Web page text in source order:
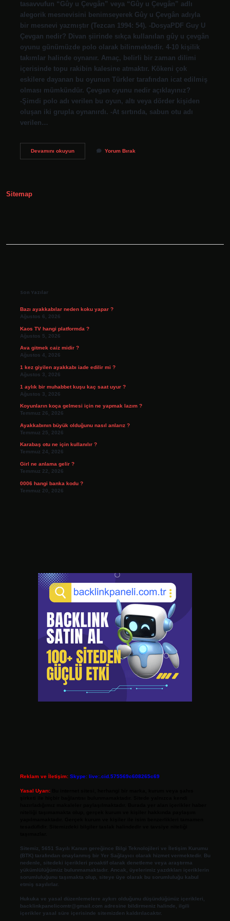
tasavvufun “Gûy u Çevgân” veya “Gûy u Çevgân” adlı
alegorik mesnevisini benimseyerek Gûy u Çevgân adıyla
bir mesnevi yazmıştır (Tezcan 1994: 54). -DosyaPDF Guy U
Çevgan nedir? Divan şiirinde sıkça kullanılan gûy u çevgân
oyunu günümüzde polo olarak bilinmektedir. 4-10 kişilik
takımlar halinde oynanır. Amaç, belirli bir zaman dilimi
içerisinde topu rakibin kalesine atmaktır. Kökeni çok
eskilere dayanan bu oyunun Türkler tarafından icat edilmiş
olması mümkündür. Çevgan oyunu nedir açıklayınız?
-Şimdi polo adı verilen bu oyun, altı veya dörder kişiden
oluşan iki grupla oynanırdı. -At sırtında, sabun otu adı
verilen…
Devamını okuyunGuyu
Yorum Bırak
Sitemap
Son Yazılar
Bazı ayakkabılar neden koku yapar ?
Ağustos 6, 2026
Kaos TV hangi platformda ?
Ağustos 5, 2026
Ava gitmek caiz midir ?
Ağustos 4, 2026
1 kez giyilen ayakkabı iade edilir mi ?
Ağustos 3, 2026
1 aylık bir muhabbet kuşu kaç saat uyur ?
Ağustos 3, 2026
Koyunların koça gelmesi için ne yapmak lazım ?
Temmuz 26, 2026
Ayakkabının büyük olduğunu nasıl anlarız ?
Temmuz 25, 2026
Karabaş otu ne için kullanılır ?
Temmuz 24, 2026
Girl ne anlama gelir ?
Temmuz 22, 2026
0006 hangi banka kodu ?
Temmuz 20, 2026
Reklam ve İletişim: Skype: live:.cid.575569c608265c69
Yasal Uyarı:
Sitemiz, 5651 Sayılı Kanun gereğince Bilgi Teknolojileri ve İletişim Kurumu
(BTK) tarafından onaylanmış bir Yer Sağlayıcı olarak hizmet vermektedir. Bu
nedenle, sitedeki içerikleri proaktif olarak denetleme veya araştırma
yükümlülüğümüz bulunmamaktadır. Ancak, üyelerimiz yazdıkları içeriklerin
sorumluluğunu taşımakta olup, siteye üye olarak bu sorumluluğu kabul
etmiş sayılırlar.
Hukuka ve yasal düzenlemelere aykırı olduğunu düşündüğünüz içerikleri,
backlinkpanelicomtr@gmail.com adresine bildirmeniz halinde, ilgili
içerikler yasal süre içerisinde sitemizden kaldırılacaktır.